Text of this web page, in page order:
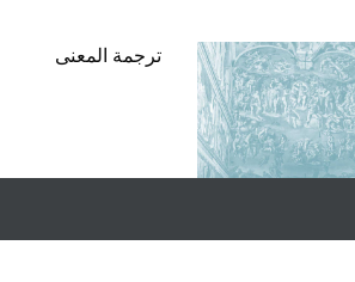
ترجمة المعنى